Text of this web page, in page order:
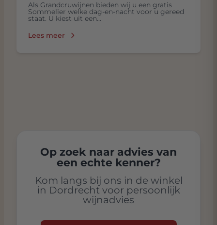
Als Grandcruwijnen bieden wij u een gratis
Sommelier welke dag-en-nacht voor u gereed
staat. U kiest uit een...
Lees meer
Op zoek naar advies van
een echte kenner?
Kom langs bij ons in de winkel
in Dordrecht voor persoonlijk
wijnadvies